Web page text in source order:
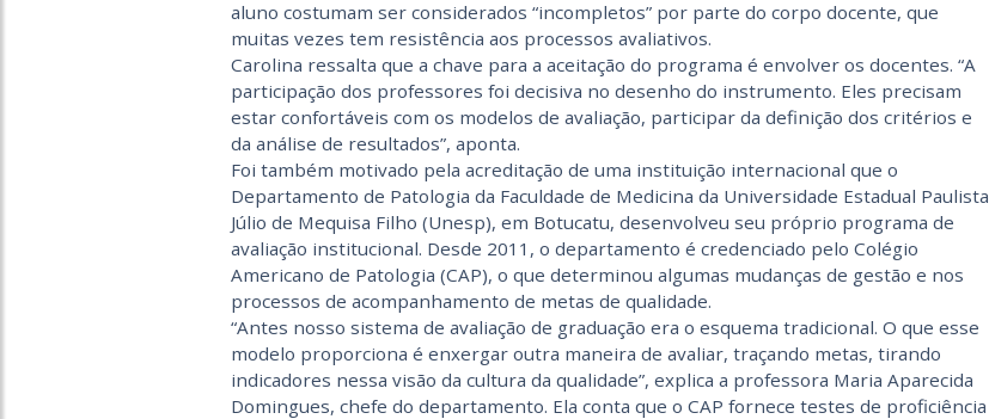
aluno costumam ser considerados “incompletos” por parte do corpo docente, que
muitas vezes tem resistência aos processos avaliativos.
Carolina ressalta que a chave para a aceitação do programa é envolver os docentes. “A
participação dos professores foi decisiva no desenho do instrumento. Eles precisam
estar confortáveis com os modelos de avaliação, participar da definição dos critérios e
da análise de resultados”, aponta.
Foi também motivado pela acreditação de uma instituição internacional que o
Departamento de Patologia da Faculdade de Medicina da Universidade Estadual Paulista
Júlio de Mequisa Filho (Unesp), em Bo­tu­catu, desenvolveu seu próprio programa de
avaliação institucional. Desde 2011, o departamento é credenciado pelo Colégio
Americano de Patologia (CAP), o que determinou algumas mudanças de gestão e nos
processos de acompanhamento de metas de qualidade.
“Antes nosso sistema de avaliação de graduação era o esquema tradicional. O que esse
modelo proporciona é enxergar outra maneira de avaliar, traçando metas, tirando
indicadores nessa visão da cultura da qualidade”, explica a professora Maria Aparecida
Domingues, chefe do departamento. Ela conta que o CAP fornece testes de proficiência